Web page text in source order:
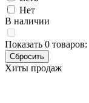
Нет
В наличии
Показать 0 товаров:
Хиты продаж